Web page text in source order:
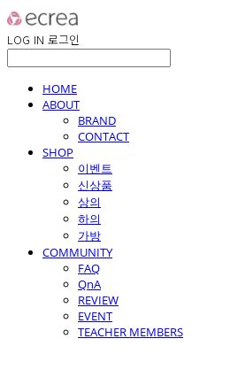
LOG IN 로그인
HOME
ABOUT
BRAND
CONTACT
SHOP
이벤트
신상품
상의
하의
가방
COMMUNITY
FAQ
QnA
REVIEW
EVENT
TEACHER MEMBERS